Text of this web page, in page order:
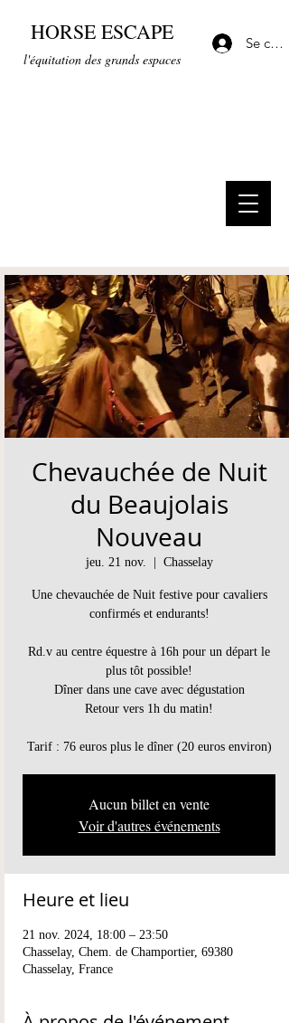
HORSE ESCAPE
l'équitation des grands espaces
Se
Chevauchée de Nuit
du Beaujolais
Nouveau
jeu. 21 nov. Chasselay
Une chevauchée de Nuit festive pour cavaliers
confirmés et endurants!
Rd.v au centre équestre à 16h pour un départ le
plus tôt possible!
Dîner dans une cave avec dégustation
Retour vers 1h du matin!
Tarif : 76 euros plus le dîner (20 euros environ)
Aucun billet en vente
Voir d'autres événements
Heure et lieu
21 nov. 2024, 18:00 – 23:50
Chasselay, Chem. de Champortier, 69380
Chasselay, France